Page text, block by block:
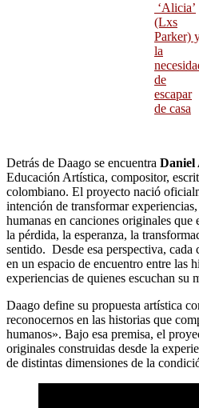
‘Alicia’
(Lxs
Parker)
la
de
escapar
de casa
Detrás de Daago se encuentra Daniel
Educación Artística, compositor,
colombiano. El proyecto nació
intención de transformar
humanas en canciones originales que
la pérdida, la esperanza, la
sentido. Desde esa perspectiva,
en un espacio de encuentro entre las
experiencias de quienes escuchan su
Daago define su propuesta artística
reconocernos en las historias que
humanos». Bajo esa premisa, el
originales construidas desde la
de distintas dimensiones de la